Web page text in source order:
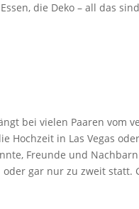
die Deko – all das
bei vielen Paaren vom
Hochzeit in Las Vegas
Freunde und
gar nur zu zweit